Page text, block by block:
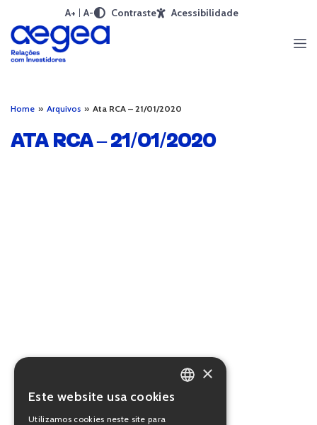
A+ A- Contraste Acessibilidade
Home » Arquivos » Ata RCA – 21/01/2020
ATA RCA – 21/01/2020
PORTUGUESE
×
Este website usa cookies
Utilizamos cookies neste site para